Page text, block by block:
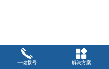
一键拨号 解决方案